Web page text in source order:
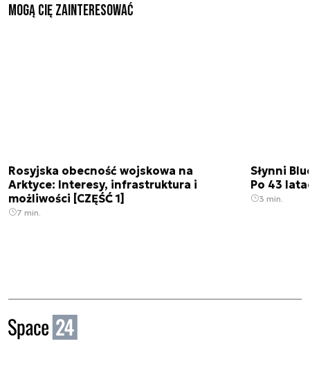
Mogą Cię zainteresować
Rosyjska obecność wojskowa na
Arktyce: Interesy, infrastruktura i
możliwości [CZĘŚĆ 1]
7 min.
Słynni
Po 43
3 min.